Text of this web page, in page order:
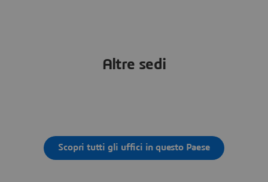
Altre sedi
Scopri tutti gli uffici in questo Paese